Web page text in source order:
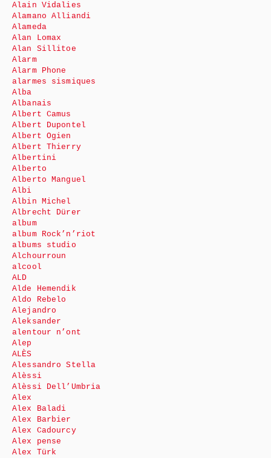
Alain Vidalies
Alamano Alliandi
Alameda
Alan Lomax
Alan Sillitoe
Alarm
Alarm Phone
alarmes sismiques
Alba
Albanais
Albert Camus
Albert Dupontel
Albert Ogien
Albert Thierry
Albertini
Alberto
Alberto Manguel
Albi
Albin Michel
Albrecht Dürer
album
album Rock’n’riot
albums studio
Alchourroun
alcool
ALD
Alde Hemendik
Aldo Rebelo
Alejandro
Aleksander
alentour n’ont
Alep
ALÈS
Alessandro Stella
Alèssi
Alèssi Dell’Umbria
Alex
Alex Baladi
Alex Barbier
Alex Cadourcy
Alex pense
Alex Türk